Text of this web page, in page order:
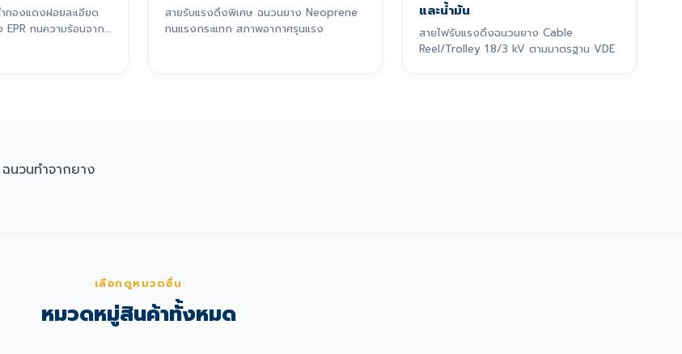
ทองแดงฝอยละเอียด
ทนความร้อนจาก
สายรับแรงดึงพิเศษ ฉนวนยาง Neoprene
ทนแรงกระแทก สภาพอากาศรุนแรง
และน้ำมัน
สายไฟรับแรงดึงฉนวนยาง Cable
Reel/Trolley 1.8/3 kV ตามมาตรฐาน VDE
นวนทำจากยาง
เลือกดูหมวดอื่น
หมวดหมู่สินค้าทั้งหมด